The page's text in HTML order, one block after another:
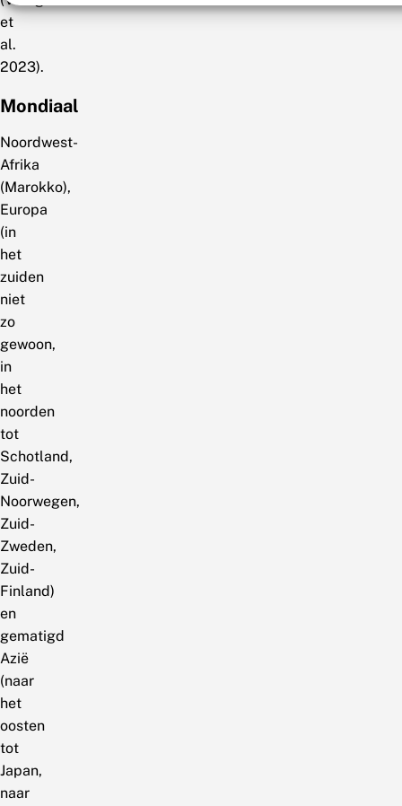
et
al.
2023).
Mondiaal
Noordwest-
Afrika
(Marokko),
Europa
(in
het
zuiden
niet
zo
gewoon,
in
het
noorden
tot
Schotland,
Zuid-
Noorwegen,
Zuid-
Zweden,
Zuid-
Finland)
en
gematigd
Azië
(naar
het
oosten
tot
Japan,
naar